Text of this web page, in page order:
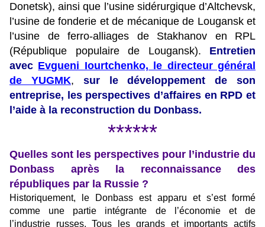
Donetsk), ainsi que l’usine sidérurgique d’Altchevsk,
l’usine de fonderie et de mécanique de Lougansk et
l’usine de ferro-alliages de Stakhanov en RPL
(République populaire de Lougansk). Entretien
avec Evgueni Iourtchenko, le directeur général
de YUGMK, sur le développement de son
entreprise, les perspectives d’affaires en RPD et
l’aide à la reconstruction du Donbass.
******
Quelles sont les perspectives pour l’industrie du
Donbass après la reconnaissance des
républiques par la Russie ?
Historiquement, le Donbass est apparu et s’est formé
comme une partie intégrante de l’économie et de
l’industrie russes. Tous les grands et importants actifs